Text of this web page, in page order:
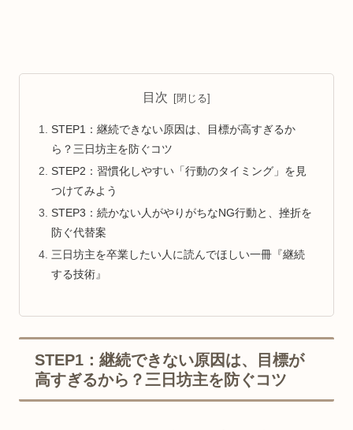
目次
STEP1：継続できない原因は、目標が高すぎるか
ら？三日坊主を防ぐコツ
STEP2：習慣化しやすい「行動のタイミング」を見
つけてみよう
STEP3：続かない人がやりがちなNG行動と、挫折を
防ぐ代替案
三日坊主を卒業したい人に読んでほしい一冊『継続
する技術』
STEP1：継続できない原因は、目標が
高すぎるから？三日坊主を防ぐコツ